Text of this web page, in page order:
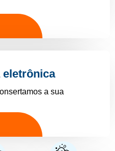
eletrônica
a sua